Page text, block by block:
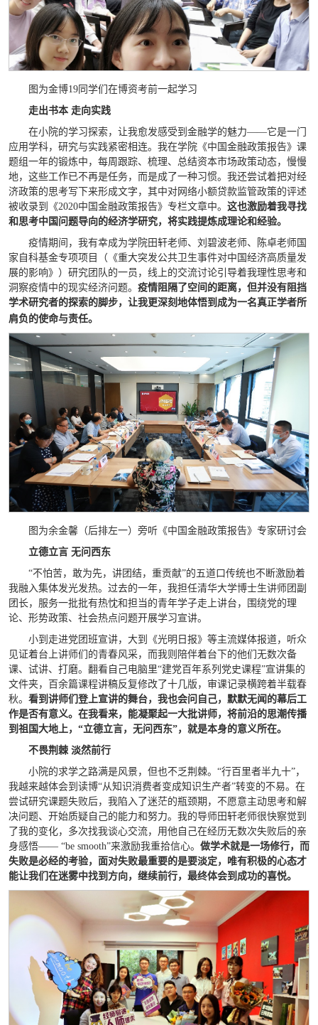
图为金博19同学们在博资考前一起学习
走出书本 走向实践
在小院的学习探索，让我愈发感受到金融学的魅力——它是一门
应用学科，研究与实践紧密相连。我在学院《中国金融政策报告》课
题组一年的锻炼中，每周跟踪、梳理、总结资本市场政策动态，慢慢
地，这些工作已不再是任务，而是成了一种习惯。我还尝试着把对经
济政策的思考写下来形成文字，其中对网络小额贷款监管政策的评述
被收录到《2020中国金融政策报告》专栏文章中。 这也激励着我寻找
和思考中国问题导向的经济学研究，将实践提炼成理论和经验。
疫情期间，我有幸成为学院田轩老师、刘碧波老师、陈卓老师国
家自科基金专项项目（《重大突发公共卫生事件对中国经济高质量发
展的影响》）研究团队的一员，线上的交流讨论引导着我理性思考和
洞察疫情中的现实经济问题。 疫情阻隔了空间的距离，但并没有阻挡
学术研究者的探索的脚步，让我更深刻地体悟到成为一名真正学者所
肩负的使命与责任。
图为余金馨（后排左一）旁听《中国金融政策报告》专家研讨会
立德立言 无问西东
“不怕苦，敢为先，讲团结，重贡献”的五道口传统也不断激励着
我融入集体发光发热。过去的一年，我担任清华大学博士生讲师团副
团长，服务一批批有热忱和担当的青年学子走上讲台，围绕党的理
论、形势政策、社会热点问题开展学习宣讲。
小到走进党团班宣讲，大到《光明日报》等主流媒体报道，听众
见证着台上讲师们的青春风采，而我则陪伴着台下的他们无数次备
课、试讲、打磨。翻看自己电脑里“建党百年系列党史课程”宣讲集的
文件夹，百余篇课程讲稿反复修改了十几版，审课记录横跨着半载春
秋。 看到讲师们登上宣讲的舞台，我也会问自己，默默无闻的幕后工
作是否有意义。在我看来，能凝聚起一大批讲师，将前沿的思潮传播
到祖国大地上，“立德立言，无问西东”，就是本身的意义所在。
不畏荆棘淡然前行
小院的求学之路满是风景，但也不乏荆棘。“行百里者半九十”，
我越来越体会到读博“从知识消费者变成知识生产者”转变的不易。在
尝试研究课题失败后，我陷入了迷茫的瓶颈期，不愿意主动思考和解
决问题、开始质疑自己的能力和努力。我的导师田轩老师很快察觉到
了我的变化，多次找我谈心交流，用他自己在经历无数次失败后的亲
身感悟—— “be smooth”来激励我重拾信心。 做学术就是一场修行，而
失败是必经的考验，面对失败最重要的是要淡定， 唯有积极的心态才
能让我们 在迷雾中找到方向， 继续前行，最终体会到成功的喜悦。